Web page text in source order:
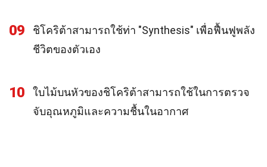
09
ชิโคริต้าสามารถใช้ท่า "Synthesis" เพื่อฟื้นฟูพลัง
ชีวิตของตัวเอง
10
ใบไม้บนหัวของชิโคริต้าสามารถใช้ในการตรวจ
จับอุณหภูมิและความชื้นในอากาศ